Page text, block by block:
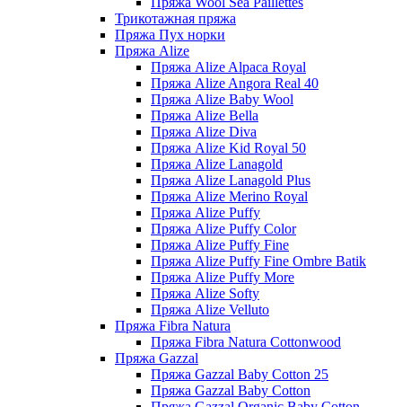
Трикотажная пряжа
Пряжа Пух норки
Пряжа Alize
Пряжа Alize Alpaca Royal
Пряжа Alize Angora Real 40
Пряжа Alize Baby Wool
Пряжа Alize Bella
Пряжа Alize Diva
Пряжа Alize Kid Royal 50
Пряжа Alize Lanagold
Пряжа Alize Lanagold Plus
Пряжа Alize Merino Royal
Пряжа Alize Puffy
Пряжа Alize Puffy Color
Пряжа Alize Puffy Fine
Пряжа Alize Puffy Fine Ombre Batik
Пряжа Alize Puffy More
Пряжа Alize Softy
Пряжа Alize Velluto
Пряжа Fibra Natura
Пряжа Fibra Natura Cottonwood
Пряжа Gazzal
Пряжа Gazzal Baby Cotton 25
Пряжа Gazzal Baby Cotton